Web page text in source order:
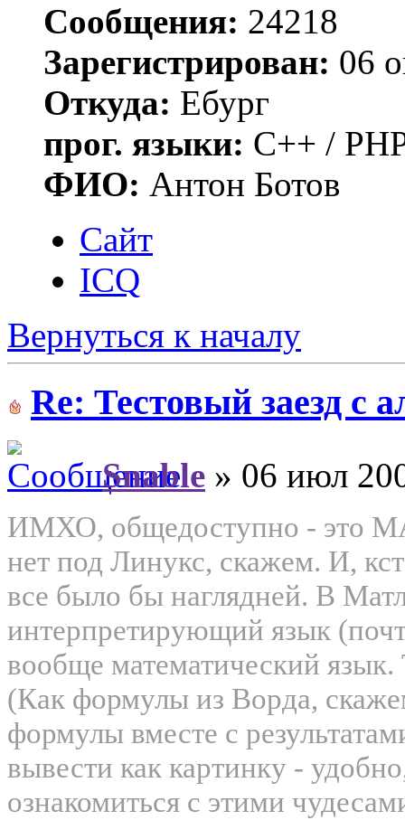
Сообщения: 24218
Зарегистрирован: 06
Откуда: Ебург
прог. языки: C++ /
ФИО: Антон Ботов
Сайт
ICQ
Вернуться к началу
Re: Тестовый заезд с
Snable » 06 июл
ИМХО, общедоступно - это
нет под Линукс, скажем. И,
все было бы наглядней. В
интерпретирующий язык
вообще математический
(Как формулы из Ворда,
формулы вместе с
вывести как картинку -
ознакомиться с этими